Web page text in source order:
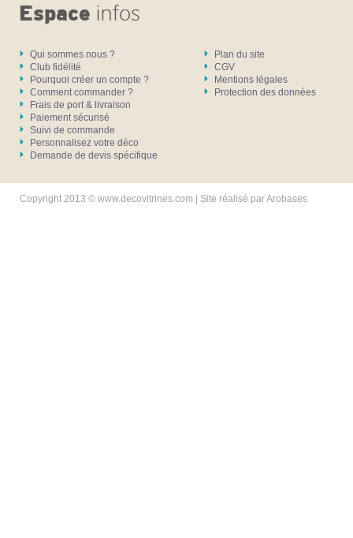
Qui sommes nous ?
Club fidélité
Pourquoi créer un compte ?
Comment commander ?
Frais de port & livraison
Paiement sécurisé
Suivi de commande
Personnalisez votre déco
Demande de devis spécifique
Plan du site
CGV
Mentions légales
Protection des données
Copyright 2013 © www.decovitrines.com | Site réalisé parArobases